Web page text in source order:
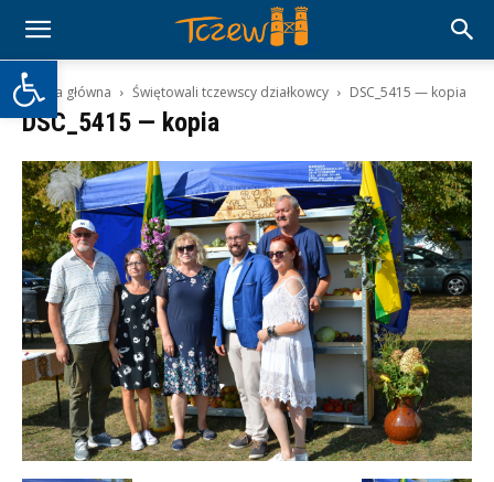
Otwórz pasek narzędzi
Strona główna Świętowali tczewscy działkowcy DSC_5415 — kopia
DSC_5415 — kopia